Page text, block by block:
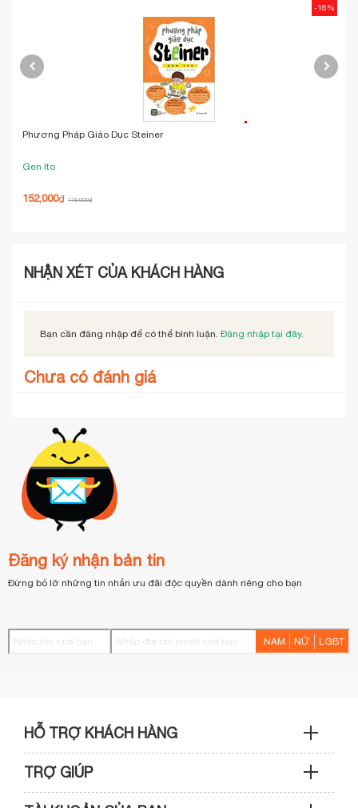
Phương Pháp Giáo Dục Steiner
Gen Ito
152,000₫ 179,000₫
-16%
NHẬN XÉT CỦA KHÁCH HÀNG
Bạn cần đăng nhập để có thể bình luận. Đăng nhập tại đây.
Chưa có đánh giá
Đăng ký nhận bản tin
Đừng bỏ lỡ những tin nhắn ưu đãi độc quyền dành riêng cho bạn
NAM NỮ LGBT
HỖ TRỢ KHÁCH HÀNG
Sản phẩm & Đơn hàng: 0933 109 009
TRỢ GIÚP